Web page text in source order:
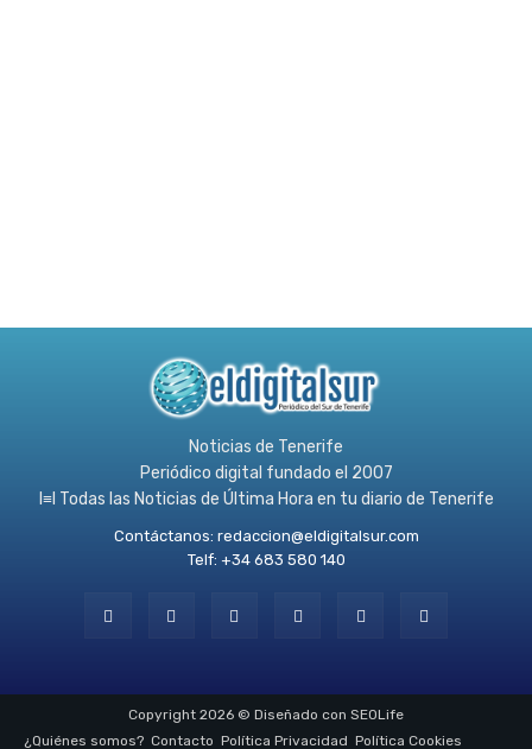
Noticias de Tenerife
Periódico digital fundado el 2007
l≡l Todas las Noticias de Última Hora en tu diario de Tenerife
Contáctanos: redaccion@eldigitalsur.com
Telf: +34 683 580 140
Copyright 2026 © Diseñado con SEOLife
¿Quiénes somos? Contacto Política Privacidad Política Cookies